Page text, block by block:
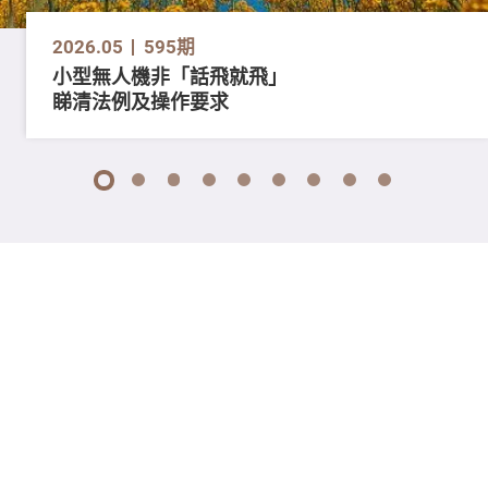
2026.05 595期
小型無人機非「話飛就飛」
睇清法例及操作要求
1 2 3 4 5 6 7 8 9